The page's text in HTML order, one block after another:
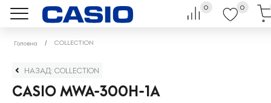
0 0
Головна COLLECTION
НАЗАД: COLLECTION
CASIO MWA-300H-1A